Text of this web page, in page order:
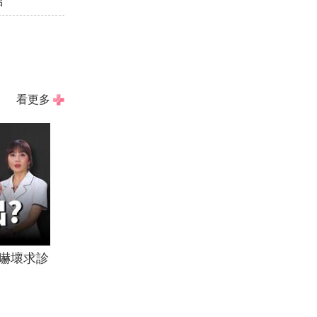
看更多
壞求診